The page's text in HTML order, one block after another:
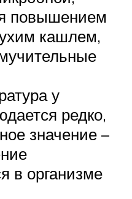
повышением
кашлем,
у
редко,
значение –
в организме